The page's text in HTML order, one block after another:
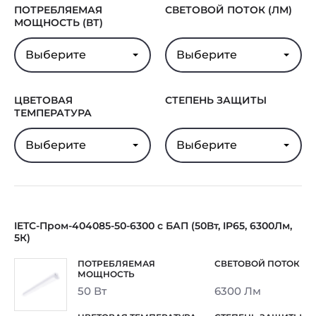
ПОТРЕБЛЯЕМАЯ
МОЩНОСТЬ (ВТ)
Выберите
СВЕТОВОЙ ПОТОК (ЛМ)
Выберите
ЦВЕТОВАЯ
ТЕМПЕРАТУРА
Выберите
СТЕПЕНЬ ЗАЩИТЫ
Выберите
IETC-Пром-404085-50-6300 с БАП (50Вт, IP65, 6300Лм,
5К)
50 Вт 6300 Лм